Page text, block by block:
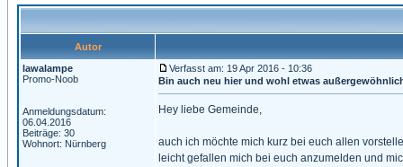
Autor
lawalampe
Promo-Noob
Anmeldungsdatum:
06.04.2016
Beiträge: 30
Wohnort: Nürnberg
Verfasst am: 19 Apr 2016 - 10:36
Bin auch neu hier und wohl etwas
Hey liebe Gemeinde,
auch ich möchte mich kurz bei euch allen
leicht gefallen mich bei euch anzumelden und